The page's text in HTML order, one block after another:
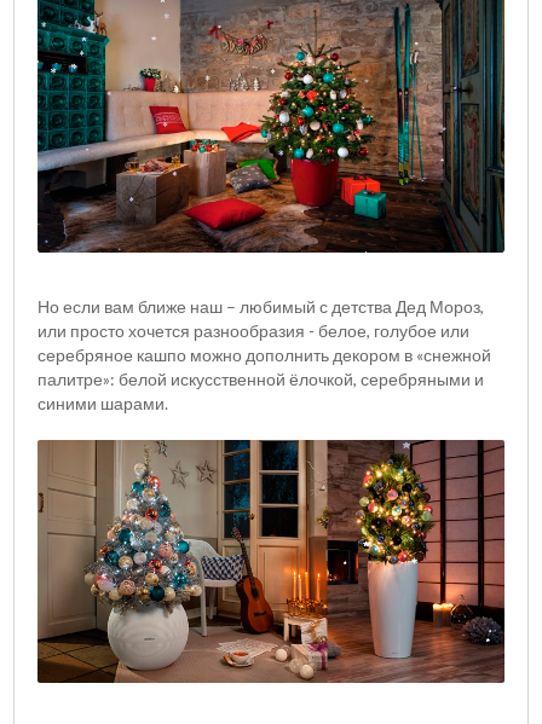
Но если вам ближе наш – любимый с детства Дед Мороз,
или просто хочется разнообразия - белое, голубое или
серебряное кашпо можно дополнить декором в «снежной
палитре»: белой искусственной ёлочкой, серебряными и
синими шарами.